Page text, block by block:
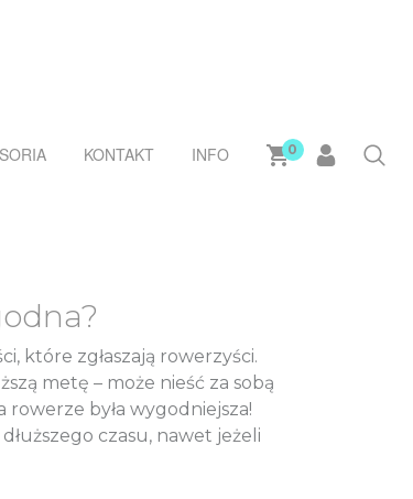
KONTAKT INFO 0
które zgłaszają rowerzyści.
metę – może nieść za sobą
była wygodniejsza!
czasu, nawet jeżeli